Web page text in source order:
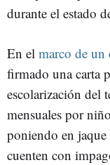
durante el estado
En el marco de
firmado una carta
escolarización del
mensuales por
poniendo en
cuenten con